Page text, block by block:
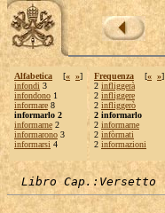
Alfabetica [« »]
infondi 3
infondono 1
informare 8
informarlo 2
informarne 2
informarono 3
informarsi 4
Frequenza [« »]
2 infliggerà
2 infliggere
2 infliggerò
2 informarlo
2 informarne
2 infòrmati
2 informazioni
Libro Cap.:Versetto